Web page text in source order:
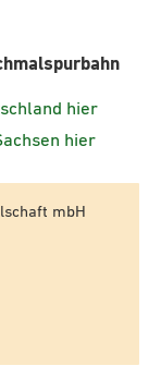
hier
hier
mbH